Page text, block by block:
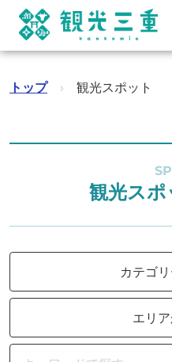
トップ › 観光スポット
観光スポ
カテゴ
エリ